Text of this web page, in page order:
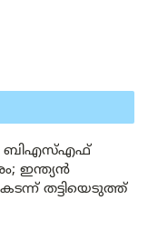
ബിഎസ്എഫ്
ഇന്ത്യൻ
തട്ടിയെടുത്ത്